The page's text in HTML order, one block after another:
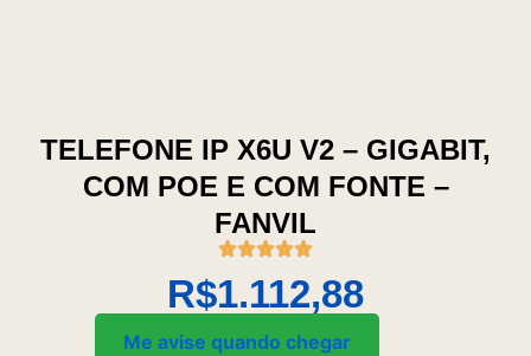
TELEFONE IP X6U V2 – GIGABIT,
COM POE E COM FONTE –
FANVIL
R$1.112,88
Me avise quando chegar